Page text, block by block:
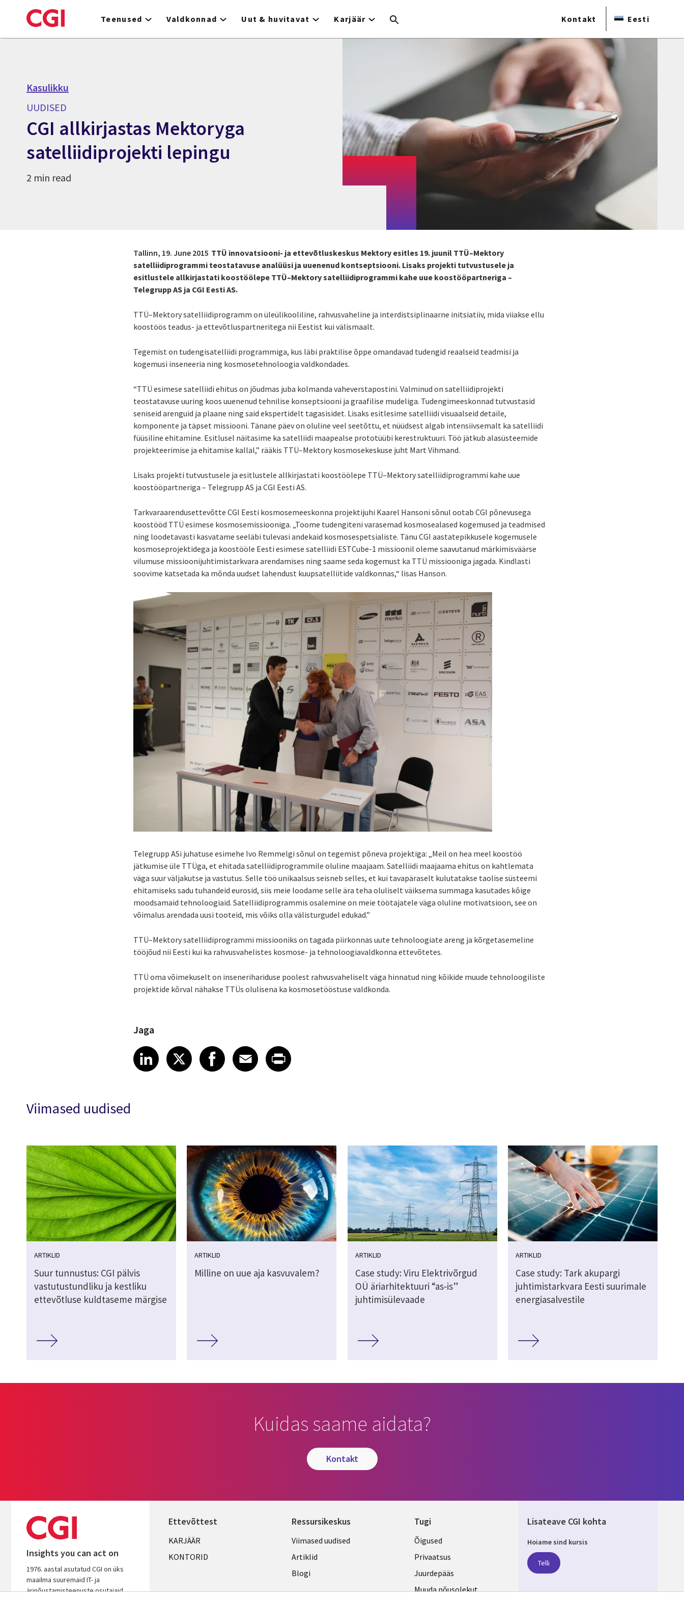
to
Teenused Valdkonnad Uut & huvitavat Karjäär Kontakt Eesti
Kasulikku
UUDISED
CGI allkirjastas Mektoryga
satelliidiprojekti lepingu
2 min read
Tallinn, 19. June 2015 TTÜ innovatsiooni- ja ettevõtluskeskus Mektory esitles 19. juunil TTÜ–Mektory
satelliidiprogrammi teostatavuse analüüsi ja uuenenud kontseptsiooni. Lisaks projekti tutvustusele ja
esitlustele allkirjastati koostöölepe TTÜ–Mektory satelliidiprogrammi kahe uue koostööpartneriga –
Telegrupp AS ja CGI Eesti AS.
TTÜ–Mektory satelliidiprogramm on üleülikooliline, rahvusvaheline ja interdistsiplinaarne initsiatiiv, mida viiakse ellu
koostöös teadus- ja ettevõtluspartneritega nii Eestist kui välismaalt.
Tegemist on tudengisatelliidi programmiga, kus läbi praktilise õppe omandavad tudengid reaalseid teadmisi ja
kogemusi inseneeria ning kosmosetehnoloogia valdkondades.
“TTÜ esimese satelliidi ehitus on jõudmas juba kolmanda vaheverstapostini. Valminud on satelliidiprojekti
teostatavuse uuring koos uuenenud tehnilise konseptsiooni ja graafilise mudeliga. Tudengimeeskonnad tutvustasid
seniseid arenguid ja plaane ning said ekspertidelt tagasisidet. Lisaks esitlesime satelliidi visuaalseid detaile,
komponente ja täpset missiooni. Tänane päev on oluline veel seetõttu, et nüüdsest algab intensiivsemalt ka satelliidi
füüsiline ehitamine. Esitlusel näitasime ka satelliidi maapealse prototüübi kerestruktuuri. Töö jätkub alasüsteemide
projekteerimise ja ehitamise kallal,” rääkis TTÜ–Mektory kosmosekeskuse juht Mart Vihmand.
Lisaks projekti tutvustusele ja esitlustele allkirjastati koostöölepe TTÜ–Mektory satelliidiprogrammi kahe uue
koostööpartneriga – Telegrupp AS ja CGI Eesti AS.
Tarkvaraarendusettevõtte CGI Eesti kosmosemeeskonna projektijuhi Kaarel Hansoni sõnul ootab CGI põnevusega
koostööd TTÜ esimese kosmosemissiooniga. „Toome tudengiteni varasemad kosmosealased kogemused ja teadmised
ning loodetavasti kasvatame seeläbi tulevasi andekaid kosmosespetsialiste. Tänu CGI aastatepikkusele kogemusele
kosmoseprojektidega ja koostööle Eesti esimese satelliidi ESTCube-1 missioonil oleme saavutanud märkimisväärse
vilumuse missioonijuhtimistarkvara arendamises ning saame seda kogemust ka TTÜ missiooniga jagada. Kindlasti
soovime katsetada ka mõnda uudset lahendust kuupsatelliitide valdkonnas,“ lisas Hanson.
Telegrupp ASi juhatuse esimehe Ivo Remmelgi sõnul on tegemist põneva projektiga: „Meil on hea meel koostöö
jätkumise üle TTÜga, et ehitada satelliidiprogrammile oluline maajaam. Satelliidi maajaama ehitus on kahtlemata
väga suur väljakutse ja vastutus. Selle töö unikaalsus seisneb selles, et kui tavapäraselt kulutatakse taolise süsteemi
ehitamiseks sadu tuhandeid eurosid, siis meie loodame selle ära teha oluliselt väiksema summaga kasutades kõige
moodsamaid tehnoloogiaid. Satelliidiprogrammis osalemine on meie töötajatele väga oluline motivatsioon, see on
võimalus arendada uusi tooteid, mis võiks olla välisturgudel edukad.”
TTÜ–Mektory satelliidiprogrammi missiooniks on tagada piirkonnas uute tehnoloogiate areng ja kõrgetasemeline
tööjõud nii Eesti kui ka rahvusvahelistes kosmose- ja tehnoloogiavaldkonna ettevõtetes.
TTÜ oma võimekuselt on insenerihariduse poolest rahvusvaheliselt väga hinnatud ning kõikide muude tehnoloogiliste
projektide kõrval nähakse TTÜs olulisena ka kosmosetööstuse valdkonda.
Jaga
Share article on LinkedIn
LinkedIn
Share article on X
XShare article on Facebook
Facebook
Share article on Email
Email
Share article on Print
Viimased uudised
ARTIKLID
Suur tunnustus: CGI pälvis
vastutustundliku ja kestliku
ettevõtluse kuldtaseme märgise
ARTIKLID
Milline on uue aja kasvuvalem?
ARTIKLID
Case study: Viru Elektrivõrgud
OÜ äriarhitektuuri “as‑is”
juhtimisülevaade
ARTIKLID
Case study: Tark akupargi
juhtimistarkvara Eesti suurimale
energiasalvestile
Kuidas saame aidata?
kontakt
Insights you can act on
1976. aastal asutatud CGI on üks
maailma suuremaid IT- ja
ärinõustamisteenuste osutajaid.
Ettevõttest
Useful
links
KARJÄÄR
KONTORID
Ressursikeskus
Library
Links
ESTONIA
Viimased uudised
Artiklid
Blogi
Tugi
Legal
ESTONIA
Õigused
Privaatsus
Juurdepääs
Muuda nõusolekut
Lisateave CGI kohta
Hoiame sind kursis
Telli